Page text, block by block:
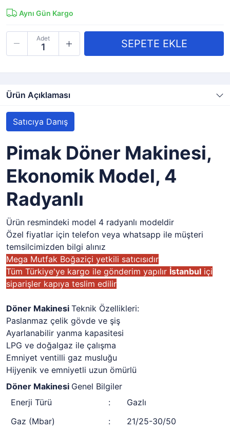
Aynı Gün Kargo
Adet
Ürün Açıklaması
Satıcıya Danış
Pimak Döner Makinesi,
Ekonomik Model, 4
Radyanlı
Ürün resmindeki model 4 radyanlı modeldir
Özel fiyatlar için telefon veya whatsapp ile müşteri
temsilcimizden bilgi alınız
Mega Mutfak Boğaziçi yetkili satıcısıdır
Tüm Türkiye'ye kargo ile gönderim yapılır İstanbul içi
siparişler kapıya teslim edilir
Döner Makinesi Teknik Özellikleri:
Paslanmaz çelik gövde ve şiş
Ayarlanabilir yanma kapasitesi
LPG ve doğalgaz ile çalışma
Emniyet ventilli gaz musluğu
Hijyenik ve emniyetli uzun ömürlü
Döner Makinesi Genel Bilgiler
Enerji Türü
:
Gazlı
Gaz (Mbar)
:
21/25-30/50